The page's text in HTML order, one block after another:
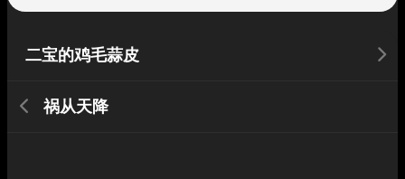
二宝的鸡毛蒜皮
祸从天降